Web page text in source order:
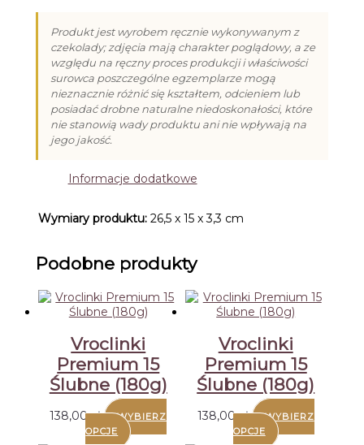
Produkt jest wyrobem ręcznie wykonywanym z
czekolady; zdjęcia mają charakter poglądowy, a ze
względu na ręczny proces produkcji i właściwości
surowca poszczególne egzemplarze mogą
nieznacznie różnić się kształtem, odcieniem lub
posiadać drobne naturalne niedoskonałości, które
nie stanowią wady produktu ani nie wpływają na
jego jakość.
Informacje dodatkowe
Wymiary produktu: 26,5 x 15 x 3,3 cm
Podobne produkty
Vroclinki
Premium 15
Ślubne (180g)
138,00zł
WYBIERZ
OPCJE
Vroclinki
Premium 15
Ślubne (180g)
138,00zł
WYBIERZ
OPCJE